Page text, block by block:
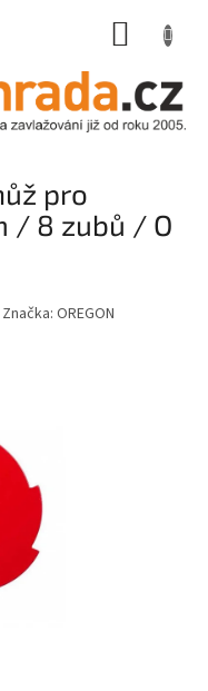
pro
/ 8 zubů / O
Značka: OREGON